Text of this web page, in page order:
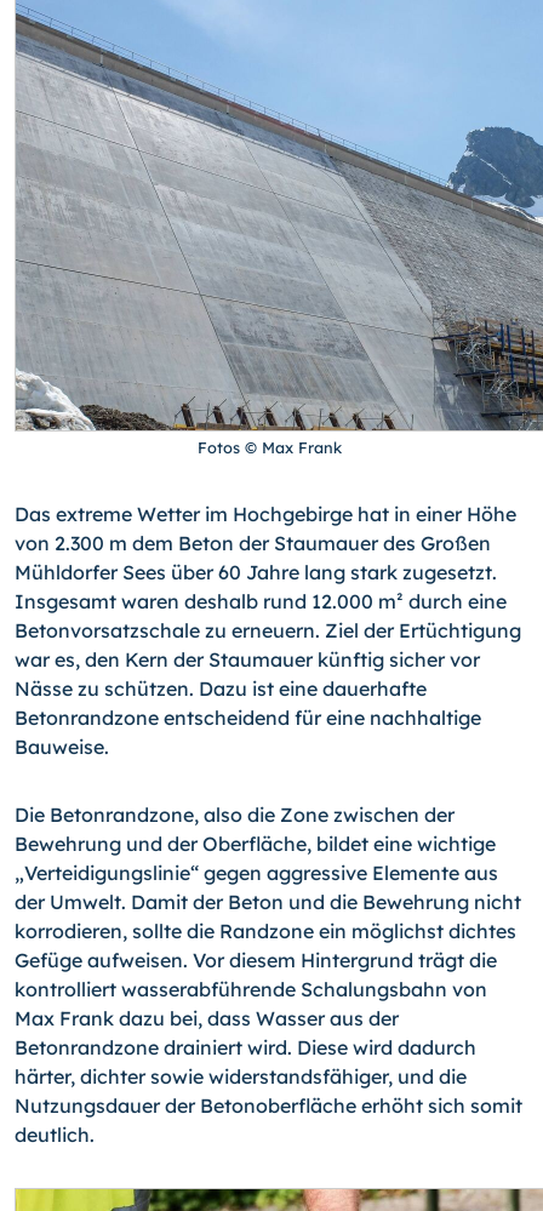
Fotos © Max Frank
Das extreme Wetter im Hochgebirge hat in einer Höhe
von 2.300 m dem Beton der Staumauer des Großen
Mühldorfer Sees über 60 Jahre lang stark zugesetzt.
Insgesamt waren deshalb rund 12.000 m² durch eine
Betonvorsatzschale zu erneuern. Ziel der Ertüchtigung
war es, den Kern der Staumauer künftig sicher vor
Nässe zu schützen. Dazu ist eine dauerhafte
Betonrandzone entscheidend für eine nachhaltige
Bauweise.
Die Betonrandzone, also die Zone zwischen der
Bewehrung und der Oberfläche, bildet eine wichtige
„Verteidigungslinie“ gegen aggressive Elemente aus
der Umwelt. Damit der Beton und die Bewehrung nicht
korrodieren, sollte die Randzone ein möglichst dichtes
Gefüge aufweisen. Vor diesem Hintergrund trägt die
kontrolliert wasserabführende Schalungsbahn von
Max Frank dazu bei, dass Wasser aus der
Betonrandzone drainiert wird. Diese wird dadurch
härter, dichter sowie widerstandsfähiger, und die
Nutzungsdauer der Betonoberfläche erhöht sich somit
deutlich.